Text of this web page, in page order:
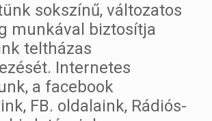
sokszínű, változatos
munkával biztosítja
teltházas
Internetes
a facebook
FB. oldalaink, Rádiós-